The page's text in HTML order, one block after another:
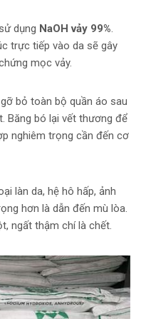
dụng NaOH vảy 99%.
trực tiếp vào da sẽ gây
mọc vảy.
bỏ toàn bộ quần áo sau
Băng bó lại vết thương để
nghiêm trọng cần đến cơ
làn da, hệ hô hấp, ảnh
hơn là dẫn đến mù lòa.
ngất thậm chí là chết.